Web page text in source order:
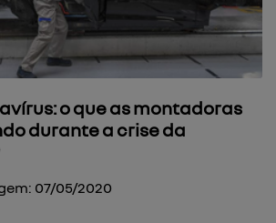
o que as montadoras
durante a crise da
07/05/2020